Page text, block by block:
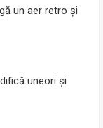
un aer retro și
uneori și